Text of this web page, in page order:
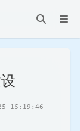
15:19:46